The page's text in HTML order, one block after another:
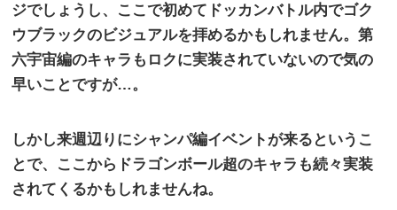
ジでしょうし、ここで初めてドッカンバトル内でゴク
ウブラックのビジュアルを拝めるかもしれません。第
六宇宙編のキャラもロクに実装されていないので気の
早いことですが…。
しかし来週辺りにシャンパ編イベントが来るというこ
とで、ここからドラゴンボール超のキャラも続々実装
されてくるかもしれませんね。